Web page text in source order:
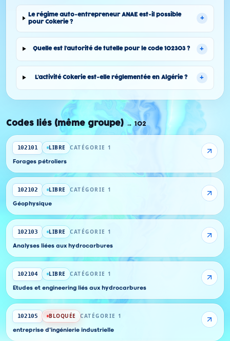
Le régime auto-entrepreneur ANAE est-il possible
pour Cokerie ?
+
Quelle est l'autorité de tutelle pour le code 102303 ? +
L'activité Cokerie est-elle réglementée en Algérie ? +
Codes liés (même groupe) → 102
102101 LIBRE CATÉGORIE 1
Forages pétroliers
102102 LIBRE CATÉGORIE 1
Géophysique
102103 LIBRE CATÉGORIE 1
Analyses liées aux hydrocarbures
102104 LIBRE CATÉGORIE 1
Etudes et engineering liés aux hydrocarbures
102105 BLOQUÉE CATÉGORIE 1
entreprise d'ingénierie industrielle